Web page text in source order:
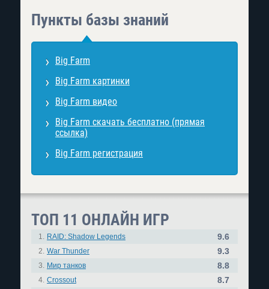
Пункты базы знаний
Big Farm
Big Farm картинки
Big Farm видео
Big Farm скачать бесплатно (прямая
ссылка)
Big Farm регистрация
ТОП 11 ОНЛАЙН ИГР
1. RAID: Shadow Legends 9.6
2. War Thunder 9.3
3. Мир танков 8.8
4. Crossout 8.7